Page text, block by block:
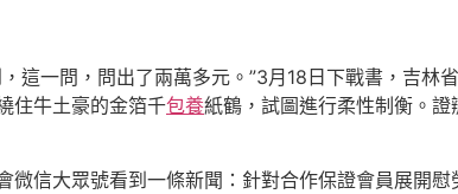
這一問，問出了兩萬多元。”3月18日下戰書，吉林
住牛土豪的金箔千包養紙鶴，試圖進行柔性制衡。
信大眾號看到一條新聞：針對合作保證會員展開